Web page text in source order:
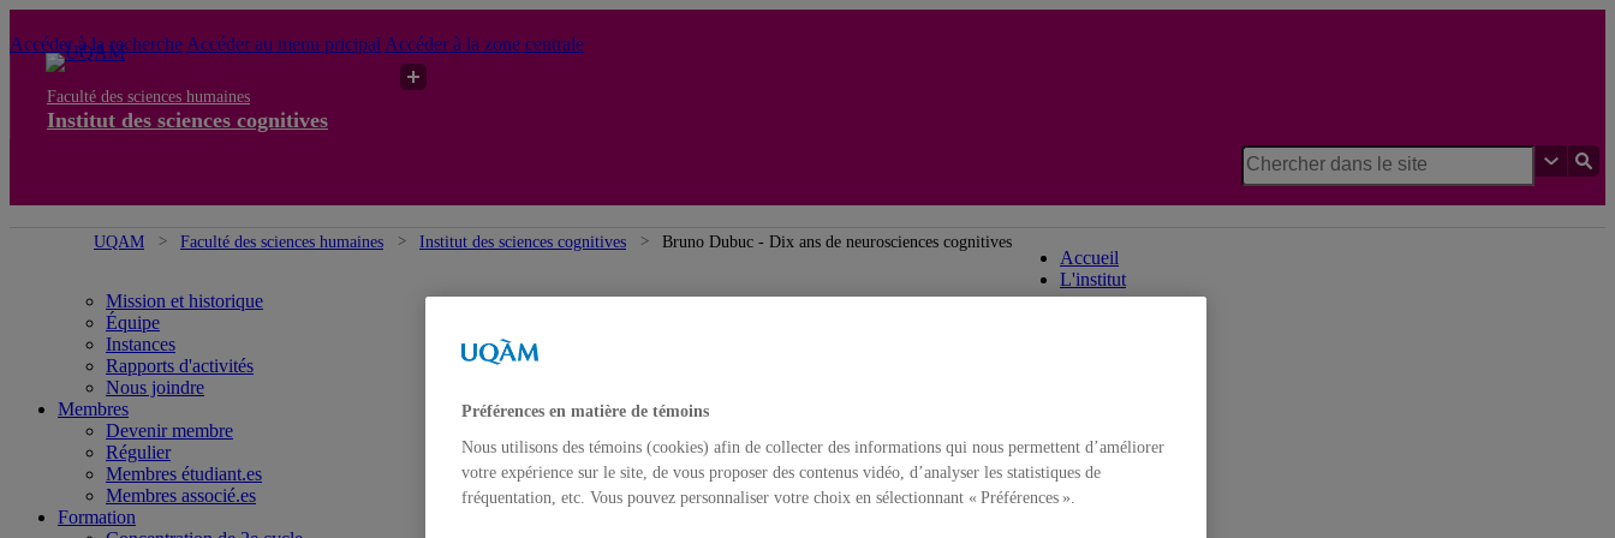
Accéder à la recherche Accéder au menu pricipal Accéder à la zone centrale
Faculté des sciences humaines
Institut des sciences cognitives
UQAM Faculté des sciences humaines Institut des sciences cognitives Bruno Dubuc - Dix ans de neurosciences cognitives
Accueil
L'institut
Mission et historique
Équipe
Instances
Rapports d'activités
Nous joindre
Membres
Devenir membre
Régulier
Membres étudiant.es
Membres associé.es
Formation
Préférences en matière de témoins
Nous utilisons des témoins (cookies) afin de collecter des informations qui nous permettent d’améliorer
votre expérience sur le site, de vous proposer des contenus vidéo, d’analyser les statistiques de
fréquentation, etc. Vous pouvez personnaliser votre choix en sélectionnant « Préférences ».